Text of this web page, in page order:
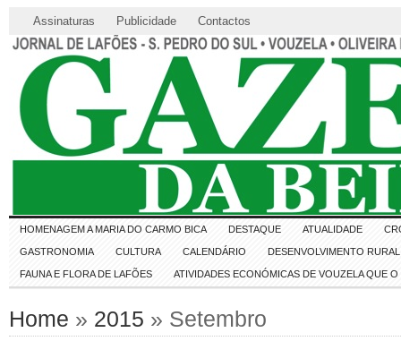
Assinaturas Publicidade Contactos
HOMENAGEM A MARIA DO CARMO BICA DESTAQUE ATUALIDADE
GASTRONOMIA CULTURA CALENDÁRIO DESENVOLVIMENTO RURAL
FAUNA E FLORA DE LAFÕES ATIVIDADES ECONÓMICAS DE VOUZELA QUE
Home » 2015 » Setembro